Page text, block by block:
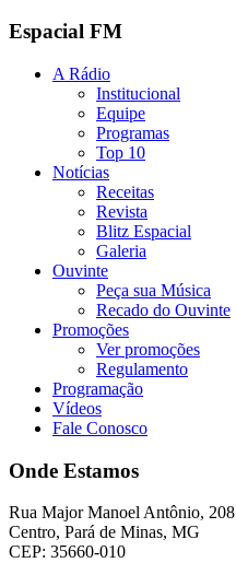
Espacial FM
A Rádio
Institucional
Equipe
Programas
Top 10
Notícias
Receitas
Revista
Blitz Espacial
Galeria
Ouvinte
Peça sua Música
Recado do Ouvinte
Promoções
Ver promoções
Regulamento
Programação
Vídeos
Fale Conosco
Onde Estamos
Rua Major Manoel Antônio, 208
Centro, Pará de Minas, MG
CEP: 35660-010